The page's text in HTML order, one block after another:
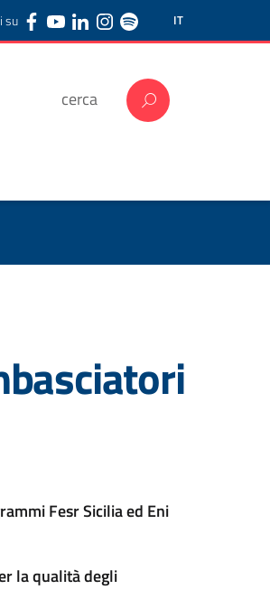
IT
su
Fesr Sicilia ed Eni
laqualità degli